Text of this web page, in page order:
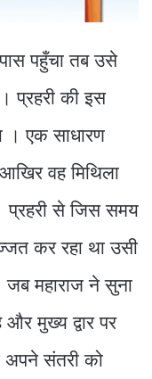
पहुँचा तब उसे
। प्रहरी की इस
। एक साधारण
वह मिथिला
प्रहरी से जिस समय
कर रहा था उसी
महाराज ने सुना
मुख्य द्वार पर
अपने संतरी को